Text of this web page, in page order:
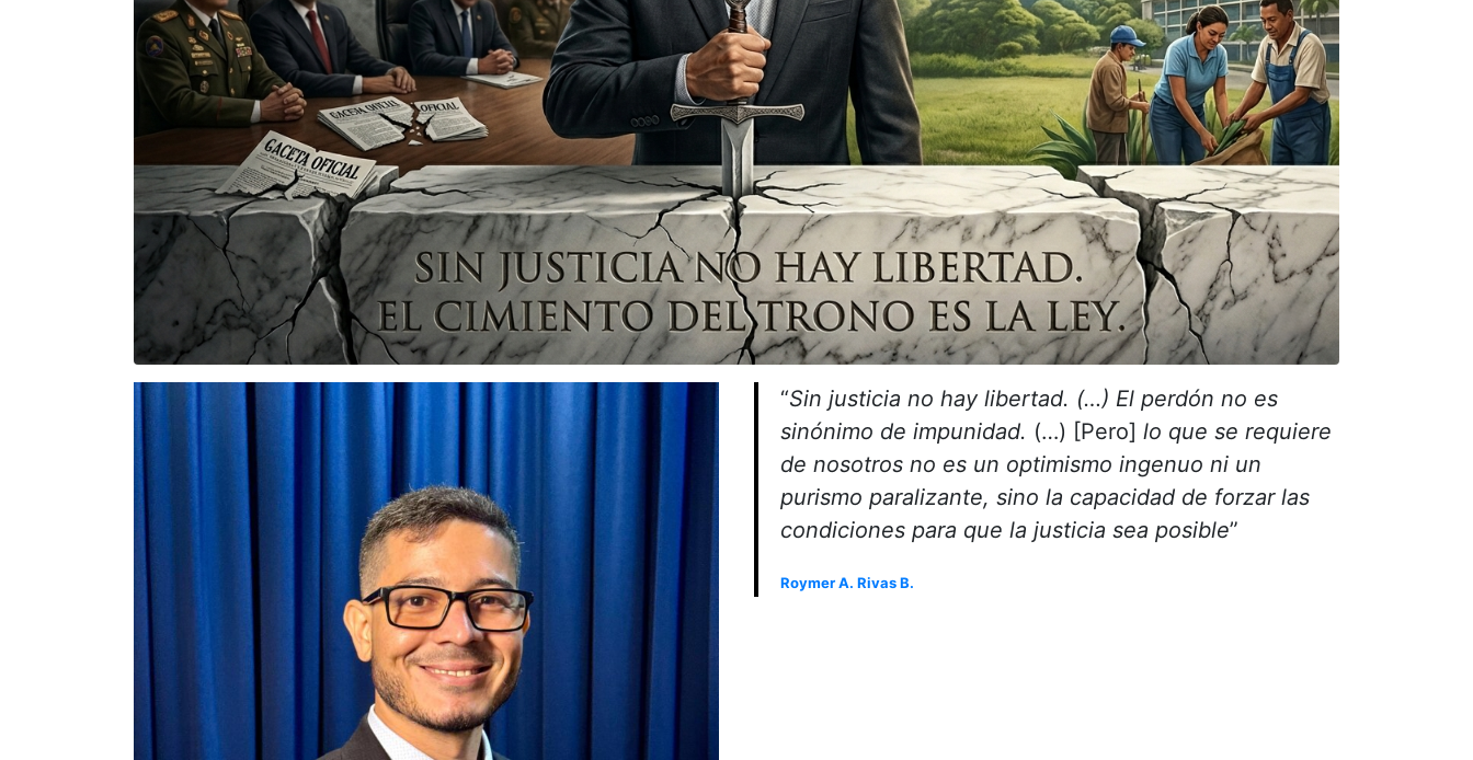
“Sin justicia no hay libertad. (…) El perdón no es
sinónimo de impunidad. (…) [Pero] lo que se requiere
de nosotros no es un optimismo ingenuo ni un
purismo paralizante, sino la capacidad de forzar las
condiciones para que la justicia sea posible”
Roymer A. Rivas B.